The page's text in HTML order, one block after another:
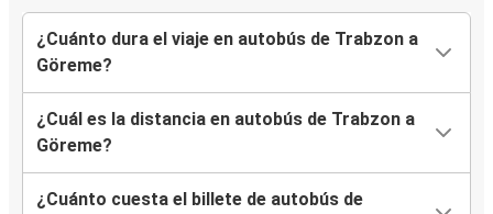
¿Cuánto dura el viaje en autobús de Trabzon a
Göreme?
¿Cuál es la distancia en autobús de Trabzon a
Göreme?
¿Cuánto cuesta el billete de autobús de